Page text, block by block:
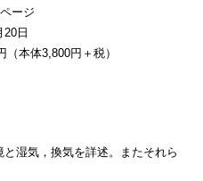
ージ
20日
（本体3,800円＋税）
湿気，換気を詳述。またそれら